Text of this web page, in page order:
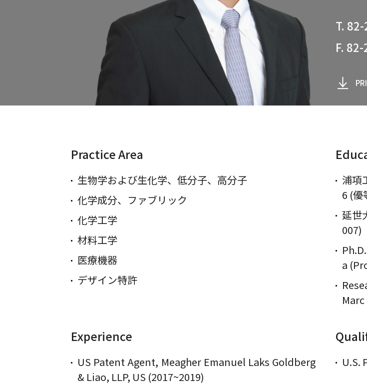
士と
で、
弁理
ア大
学、
の医
表し
T.
F.
Practice Area
生物学および生化学、低分子、高分子
化学成分、ファブリック
化学工学
材料工学
医療機器
デザイン特許
浦項
6 (優
延世
007)
a
Experience
US Patent Agent, Meagher Emanuel Laks Goldberg
& Liao, LLP, US (2017~2019)
U.S.